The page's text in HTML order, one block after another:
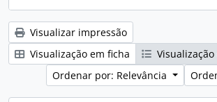
Visualizar impressão
Visualização em ficha
Ordenar por: Relevância